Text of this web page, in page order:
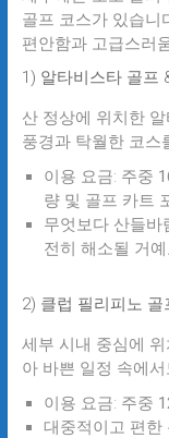
골프 코스가 있습니
편안함과 고급스러
1) 알타비스타 골프
산 정상에 위치한
풍경과 탁월한 코스
이용 요금: 주중
량 및 골프 카트
무엇보다 산들바
전히 해소될 거예
2) 클럽 필리피노 골
세부 시내 중심에
아 바쁜 일정 속에
이용 요금: 주중
대중적이고 편한